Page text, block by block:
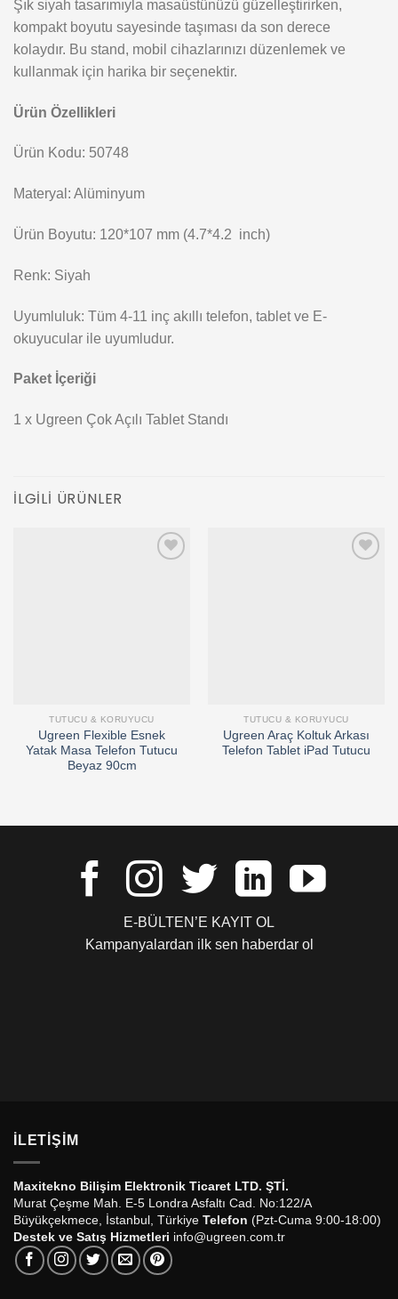
Şık siyah tasarımıyla masaüstünüzü güzelleştirirken,
kompakt boyutu sayesinde taşıması da son derece
kolaydır. Bu stand, mobil cihazlarınızı düzenlemek ve
kullanmak için harika bir seçenektir.
Ürün Özellikleri
Ürün Kodu: 50748
Materyal: Alüminyum
Ürün Boyutu: 120*107 mm (4.7*4.2 inch)
Renk: Siyah
Uyumluluk: Tüm 4-11 inç akıllı telefon, tablet ve E-
okuyucular ile uyumludur.
Paket İçeriği
1 x Ugreen Çok Açılı Tablet Standı
İLGILI ÜRÜNLER
TUTUCU & KORUYUCU
Ugreen Flexible Esnek
Yatak Masa Telefon Tutucu
Beyaz 90cm
TUTUCU & KORUYUCU
Ugreen Araç Koltuk Arkası
Telefon Tablet iPad Tutucu
E-BÜLTEN’E KAYIT OL
Kampanyalardan ilk sen haberdar ol
İLETIŞIM
Maxitekno Bilişim Elektronik Ticaret LTD. ŞTİ.
Murat Çeşme Mah. E-5 Londra Asfaltı Cad. No:122/A
Büyükçekmece, İstanbul, Türkiye Telefon (Pzt-Cuma 9:00-18:00)
Destek ve Satış Hizmetleri info@ugreen.com.tr